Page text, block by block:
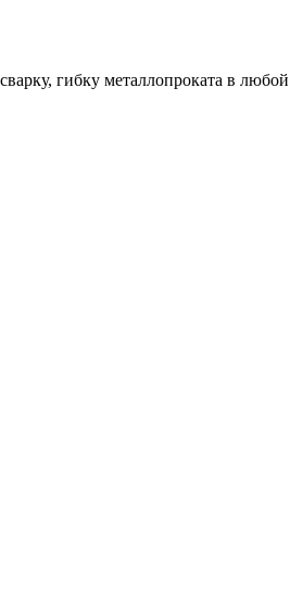
гибку металлопроката в любой